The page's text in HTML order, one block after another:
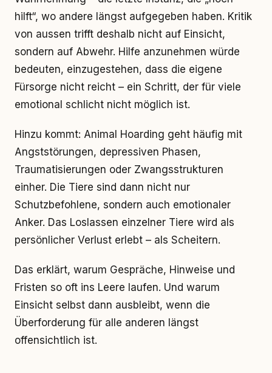
hilft“, wo andere längst aufgegeben haben. Kritik
von aussen trifft deshalb nicht auf Einsicht,
sondern auf Abwehr. Hilfe anzunehmen würde
bedeuten, einzugestehen, dass die eigene
Fürsorge nicht reicht – ein Schritt, der für viele
emotional schlicht nicht möglich ist.
Hinzu kommt: Animal Hoarding geht häufig mit
Angststörungen, depressiven Phasen,
Traumatisierungen oder Zwangsstrukturen
einher. Die Tiere sind dann nicht nur
Schutzbefohlene, sondern auch emotionaler
Anker. Das Loslassen einzelner Tiere wird als
persönlicher Verlust erlebt – als Scheitern.
Das erklärt, warum Gespräche, Hinweise und
Fristen so oft ins Leere laufen. Und warum
Einsicht selbst dann ausbleibt, wenn die
Überforderung für alle anderen längst
offensichtlich ist.